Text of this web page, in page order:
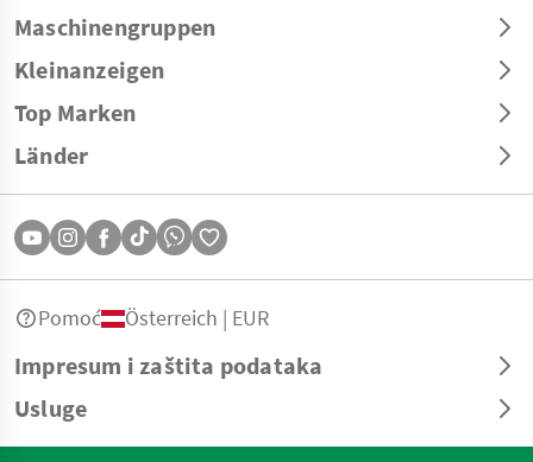
Maschinengruppen
Kleinanzeigen
Top Marken
Länder
Impresum i zaštita podataka
Usluge
Pomoć Österreich | EUR